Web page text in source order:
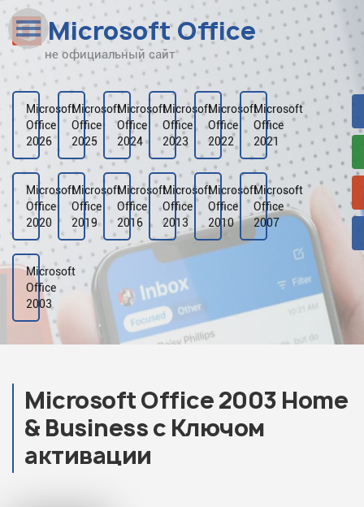
Наверх
Рейтинг
Видео
Галерея
Microsoft Office
не официальный сайт
Microsoft
Office
2026
Microsoft
Office
2025
Microsoft
Office
2024
Microsoft
Office
2023
Microsoft
Office
2022
Microsoft
Office
2021
Microsoft
Office
2020
Microsoft
Office
2019
Microsoft
Office
2016
Microsoft
Office
2013
Microsoft
Office
2010
Microsoft
Office
2007
Microsoft
Office
2003
Microsoft Office 2003 Home
& Business с Ключом
активации